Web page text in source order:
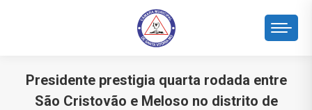
Presidente prestigia quarta rodada entre
São Cristovão e Meloso no distrito de